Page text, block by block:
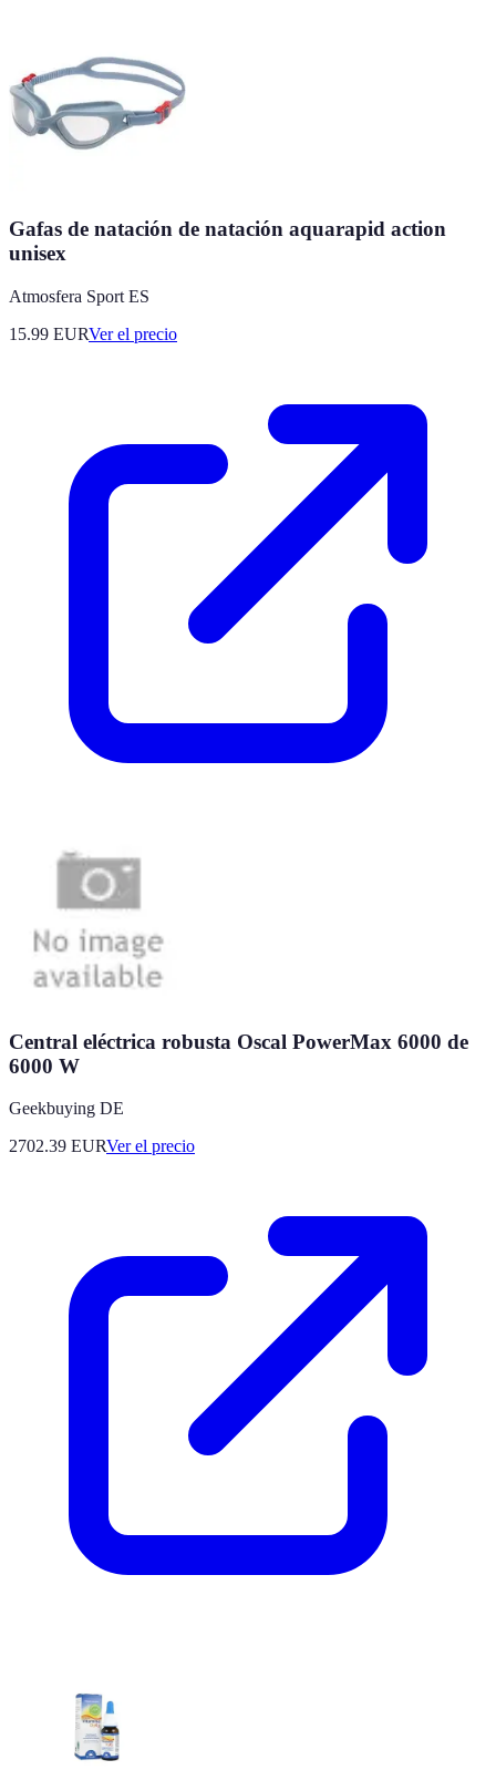
Gafas de natación de natación aquarapid action
unisex
Atmosfera Sport ES
15.99 EURVer el precio
Central eléctrica robusta Oscal PowerMax 6000 de
6000 W
Geekbuying DE
2702.39 EURVer el precio